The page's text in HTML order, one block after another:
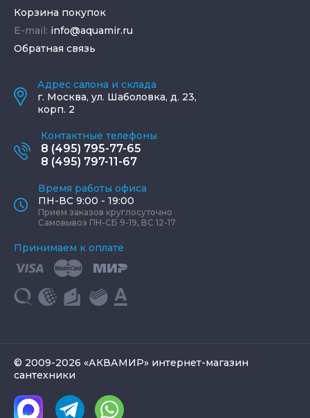
Корзина покупок
E-mail: info@aquamir.ru
Обратная связь
Адрес салона и склада
г. Москва, ул. Шаболовка, д. 23,
корп. 2
Контактные телефоны
8 (495) 795-77-65
8 (495) 797-11-67
Время работы офиса
ПН-ВС 9:00 - 19:00
Прием заказов круглосуточно
Самовывоз ПН-СБ 9-19, ВС 12-17
Принимаем к оплате
© 2009-2026 «АКВАМИР» интернет-магазин
сантехники